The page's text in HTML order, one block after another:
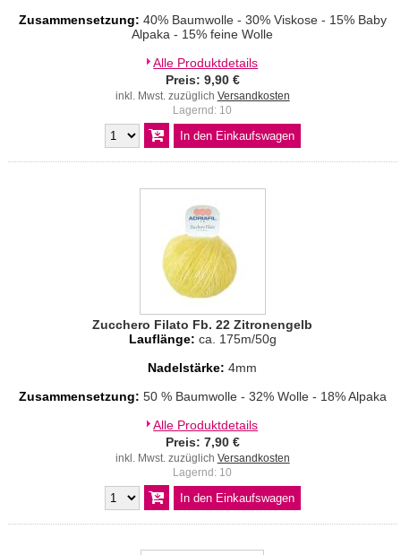
Zusammensetzung: 40% Baumwolle - 30% Viskose - 15% Baby
Alpaka - 15% feine Wolle
Alle Produktdetails
Preis: 9,90 €
inkl. Mwst. zuzüglich Versandkosten
Lagernd: 10
Zucchero Filato Fb. 22 Zitronengelb
Lauflänge: ca. 175m/50g
Nadelstärke: 4mm
Zusammensetzung: 50 % Baumwolle - 32% Wolle - 18% Alpaka
Alle Produktdetails
Preis: 7,90 €
inkl. Mwst. zuzüglich Versandkosten
Lagernd: 10